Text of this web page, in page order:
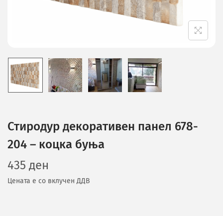
Стиродур декоративен панел 678-
204 – коцка буња
435 ден
Цената е со вклучен ДДВ